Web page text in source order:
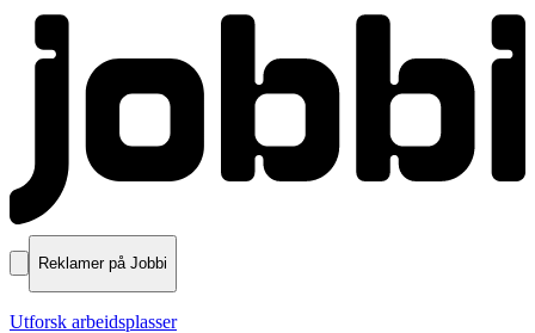
Reklamer på Jobbi
Utforsk arbeidsplasser